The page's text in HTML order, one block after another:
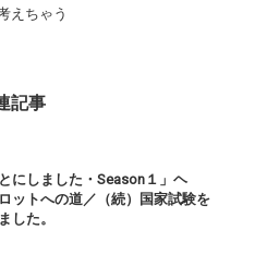
えちゃう
記事
とにしました・Season１」ヘ
ットへの道／（続）国家試験を
した。